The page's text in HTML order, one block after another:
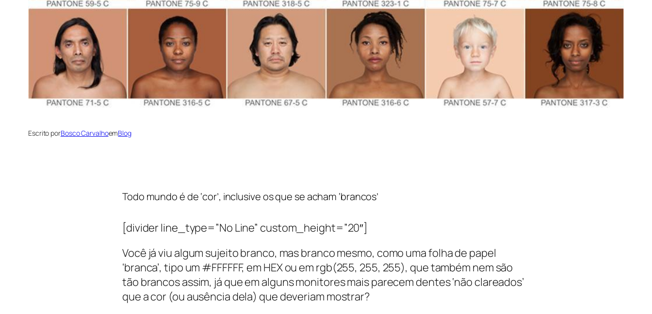
Escrito porBosco CarvalhoemBlog
Todo mundo é de ‘cor’, inclusive os que se acham ‘brancos’
[divider line_type=”No Line” custom_height=”20″]
Você já viu algum sujeito branco, mas branco mesmo, como uma folha de papel
‘branca’, tipo um #FFFFFF, em HEX ou em rgb(255, 255, 255), que também nem são
tão brancos assim, já que em alguns monitores mais parecem dentes ‘não clareados’
que a cor (ou ausência dela) que deveriam mostrar?